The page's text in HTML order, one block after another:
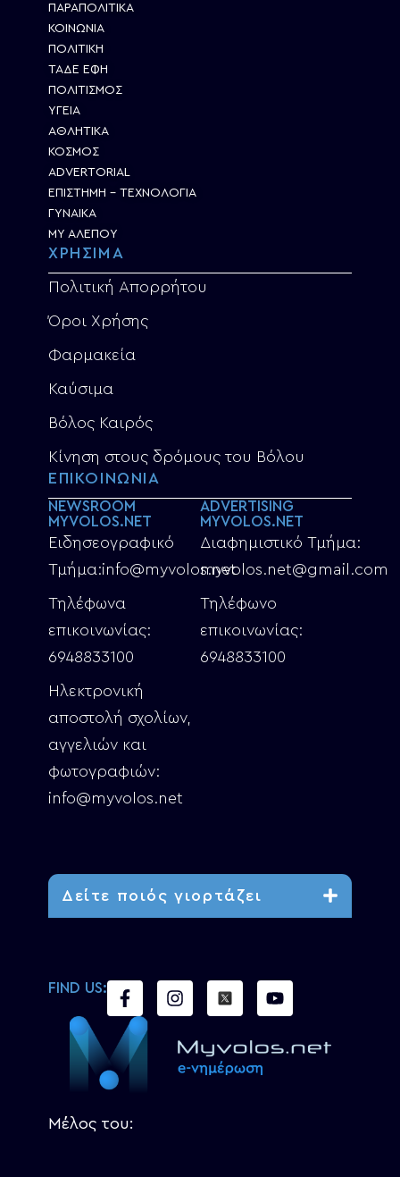
ΠΑΡΑΠΟΛΙΤΙΚΑ
ΚΟΙΝΩΝΙΑ
ΠΟΛΙΤΙΚΗ
ΤΑΔΕ ΕΦΗ
ΠΟΛΙΤΙΣΜΟΣ
ΥΓΕΙΑ
ΑΘΛΗΤΙΚΑ
ΚΟΣΜΟΣ
ADVERTORIAL
ΕΠΙΣΤΗΜΗ – ΤΕΧΝΟΛΟΓΙΑ
ΓΥΝΑΙΚΑ
MY ΑΛΕΠΟΥ
ΧΡΗΣΙΜΑ
Πολιτική Απορρήτου
Όροι Χρήσης
Φαρμακεία
Καύσιμα
Βόλος Καιρός
Κίνηση στους δρόμους του Βόλου
ΕΠΙΚΟΙΝΩΝΙΑ
NEWSROOM
MYVOLOS.NET
Ειδησεογραφικό
Τμήμα:info@myvolos.net
Τηλέφωνα
επικοινωνίας:
6948833100
Ηλεκτρονική
αποστολή σχολίων,
αγγελιών και
φωτογραφιών:
info@myvolos.net
ADVERTISING
MYVOLOS.NET
Διαφημιστικό Τμήμα:
myvolos.net@gmail.com
Τηλέφωνο
επικοινωνίας:
6948833100
Δείτε ποιός γιορτάζει
FIND US:
Μέλος του: